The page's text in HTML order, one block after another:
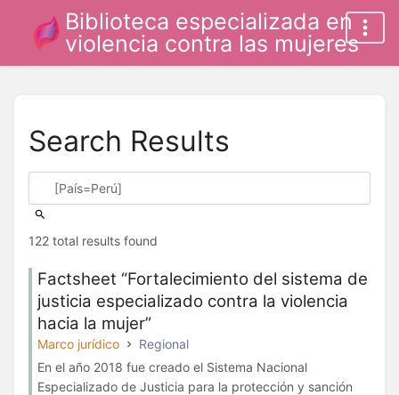
Biblioteca especializada en
violencia contra las mujeres
Search Results
122 total results found
Factsheet “Fortalecimiento del sistema de
justicia especializado contra la violencia
hacia la mujer”
Marco jurídico
Regional
En el año 2018 fue creado el Sistema Nacional
Especializado de Justicia para la protección y sanción